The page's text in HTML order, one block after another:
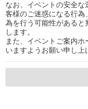
なお、イベントの安全な
客様のご迷惑になる行
為を行う可能性があると
します。
また、イベントご案内
いますようお願い申し上